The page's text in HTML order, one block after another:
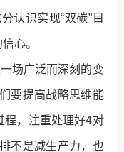
认识实现“双碳”目
心。
场广泛而深刻的变
要提高战略思维能
程，注重处理好4对
不是减生产力，也